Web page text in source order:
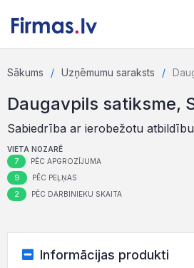
Sākums Uzņēmumu saraksts
Daugavpils satiksme,
Sabiedrība ar ierobežotu
VIETA NOZARĒ
7 PĒC APGROZĪJUMA
9 PĒC PEĻŅAS
2 PĒC DARBINIEKU SKAITA
Informācijas produkti